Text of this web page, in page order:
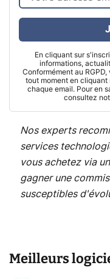
En cliquant sur
informations,
Conformément au
tout moment en cliquant
chaque email. Pour en
consultez
Nos experts
services
vous achetez via
gagner une
susceptibles
Meilleurs